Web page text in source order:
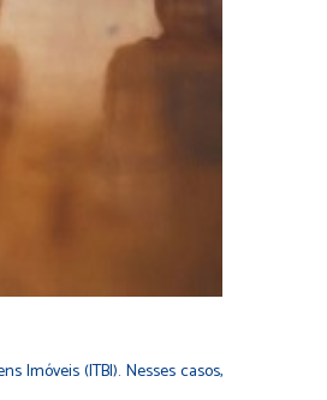
Imóveis (ITBI). Nesses casos,